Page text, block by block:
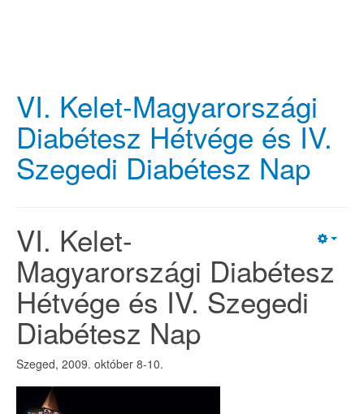
VI. Kelet-Magyarországi
Diabétesz Hétvége és IV.
Szegedi Diabétesz Nap
VI. Kelet-
Magyarországi Diabétesz
Hétvége és IV. Szegedi
Diabétesz Nap
Szeged, 2009. október 8-10.